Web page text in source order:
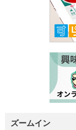
ズームイン